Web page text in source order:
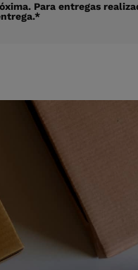
Para entregas